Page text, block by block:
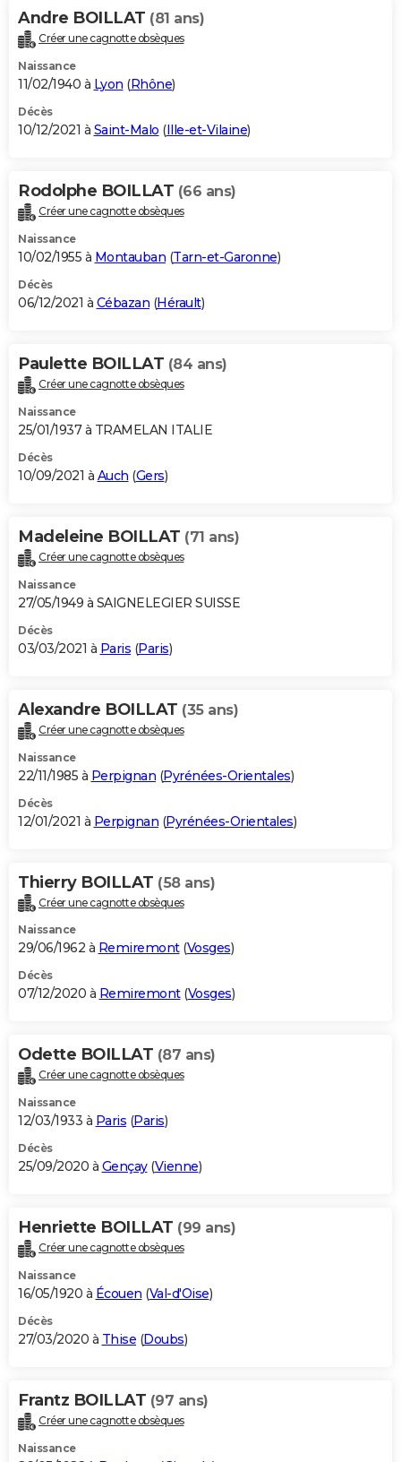
Andre BOILLAT (81 ans)
Créer une cagnotte obsèques
Naissance
11/02/1940 à Lyon (Rhône)
Décès
10/12/2021 à Saint-Malo (Ille-et-Vilaine)
Rodolphe BOILLAT (66 ans)
Créer une cagnotte obsèques
Naissance
10/02/1955 à Montauban (Tarn-et-Garonne)
Décès
06/12/2021 à Cébazan (Hérault)
Paulette BOILLAT (84 ans)
Créer une cagnotte obsèques
Naissance
25/01/1937 à TRAMELAN ITALIE
Décès
10/09/2021 à Auch (Gers)
Madeleine BOILLAT (71 ans)
Créer une cagnotte obsèques
Naissance
27/05/1949 à SAIGNELEGIER SUISSE
Décès
03/03/2021 à Paris (Paris)
Alexandre BOILLAT (35 ans)
Créer une cagnotte obsèques
Naissance
22/11/1985 à Perpignan (Pyrénées-Orientales)
Décès
12/01/2021 à Perpignan (Pyrénées-Orientales)
Thierry BOILLAT (58 ans)
Créer une cagnotte obsèques
Naissance
29/06/1962 à Remiremont(Vosges)
Décès
07/12/2020 à Remiremont(Vosges)
Odette BOILLAT (87 ans)
Créer une cagnotte obsèques
Naissance
12/03/1933 à Paris (Paris)
Décès
25/09/2020 à Gençay(Vienne)
Henriette BOILLAT (99 ans)
Créer une cagnotte obsèques
Naissance
16/05/1920 à Écouen (Val-d'Oise)
Décès
27/03/2020 à Thise (Doubs)
Frantz BOILLAT (97 ans)
Créer une cagnotte obsèques
Naissance